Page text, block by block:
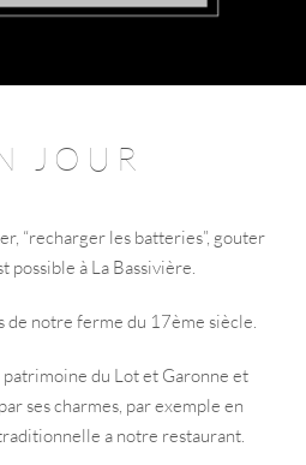
JOUR
“recharger les batteries”, gouter
possible à La Bassivière.
de notre ferme du 17ème siècle.
du Lot et Garonne et
ses charmes, par exemple en
a notre restaurant.